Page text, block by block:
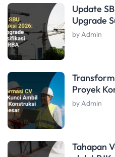
Update
Upgrade
by Admin
Proyek
by Admin
Tahapan